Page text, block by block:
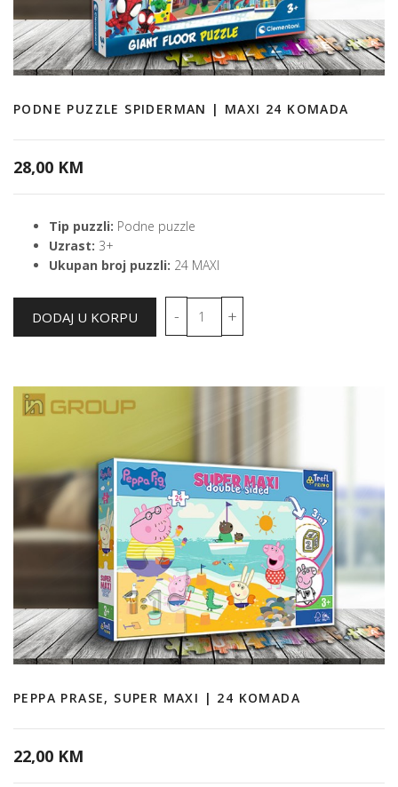
PODNE PUZZLE SPIDERMAN | MAXI 24 KOMADA
28,00 KM
Tip puzzli: Podne puzzle
Uzrast: 3+
Ukupan broj puzzli: 24 MAXI
PEPPA PRASE, SUPER MAXI | 24 KOMADA
22,00 KM